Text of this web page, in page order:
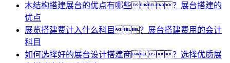
木结构搭建展台的优点有哪些？展台搭建的
优点
展览搭建费计入什么科目？展台搭建费用的会计
科目
如何选择好的展台设计搭建商？选择优质展